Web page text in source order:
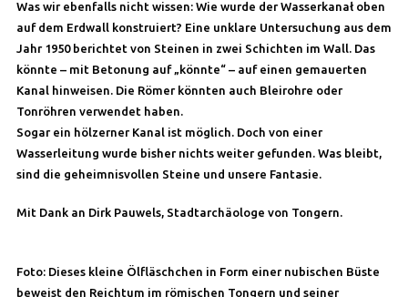
Was wir ebenfalls nicht wissen: Wie wurde der Wasserkanał oben
auf dem Erdwall konstruiert? Eine unklare Untersuchung aus dem
Jahr 1950 berichtet von Steinen in zwei Schichten im Wall. Das
könnte – mit Betonung auf „könnte“ – auf einen gemauerten
Kanal hinweisen. Die Römer könnten auch Bleirohre oder
Tonröhren verwendet haben.
Sogar ein hölzerner Kanal ist möglich. Doch von einer
Wasserleitung wurde bisher nichts weiter gefunden. Was bleibt,
sind die geheimnisvollen Steine und unsere Fantasie.
Mit Dank an Dirk Pauwels, Stadtarchäologe von Tongern.
Foto: Dieses kleine Ölfläschchen in Form einer nubischen Büste
beweist den Reichtum im römischen Tongern und seiner